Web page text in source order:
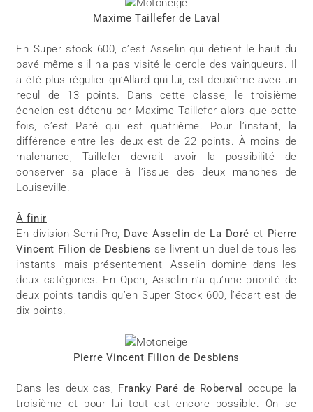
Maxime Taillefer de Laval
En Super stock 600, c’est Asselin qui détient le haut du
pavé même s’il n’a pas visité le cercle des vainqueurs. Il
a été plus régulier qu’Allard qui lui, est deuxième avec un
recul de 13 points. Dans cette classe, le troisième
échelon est détenu par Maxime Taillefer alors que cette
fois, c’est Paré qui est quatrième. Pour l’instant, la
différence entre les deux est de 22 points. À moins de
malchance, Taillefer devrait avoir la possibilité de
conserver sa place à l’issue des deux manches de
Louiseville.
À finir
En division Semi-Pro, Dave Asselin de La Doré et Pierre
Vincent Filion de Desbiens se livrent un duel de tous les
instants, mais présentement, Asselin domine dans les
deux catégories. En Open, Asselin n’a qu’une priorité de
deux points tandis qu’en Super Stock 600, l’écart est de
dix points.
Pierre Vincent Filion de Desbiens
Dans les deux cas, Franky Paré de Roberval
occupe la
troisième et pour lui tout est encore possible. On se